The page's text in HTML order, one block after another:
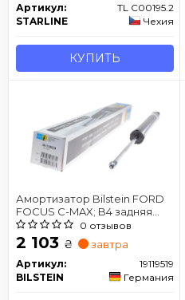
Артикул:
TL C00195.2
STARLINE
Чехия
КУПИТЬ
Амортизатор Bilstein FORD
FOCUS C-MAX; B4 задняя
сторона
0 отзывов
2 103 ₴ завтра
Артикул:
19119519
BILSTEIN
Германия